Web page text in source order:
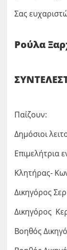
Σας
Ρούλα
Παίζουν:
Δημόσιοι
Επιμελήτρια
Κλητήρας-
Δικηγόρος
Δικηγόρος
Βοηθός